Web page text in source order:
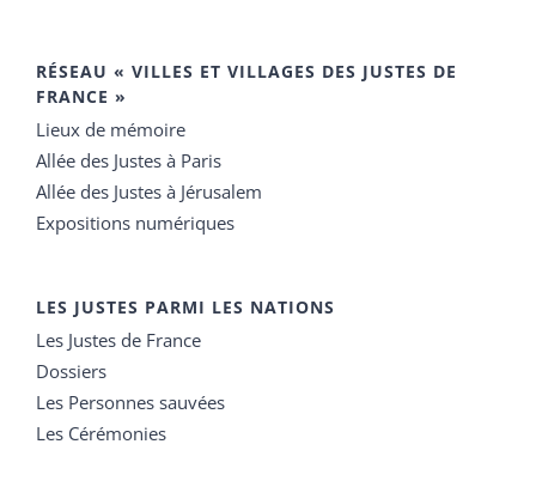
RÉSEAU « VILLES ET VILLAGES DES JUSTES DE
FRANCE »
Lieux de mémoire
Allée des Justes à Paris
Allée des Justes à Jérusalem
Expositions numériques
LES JUSTES PARMI LES NATIONS
Les Justes de France
Dossiers
Les Personnes sauvées
Les Cérémonies